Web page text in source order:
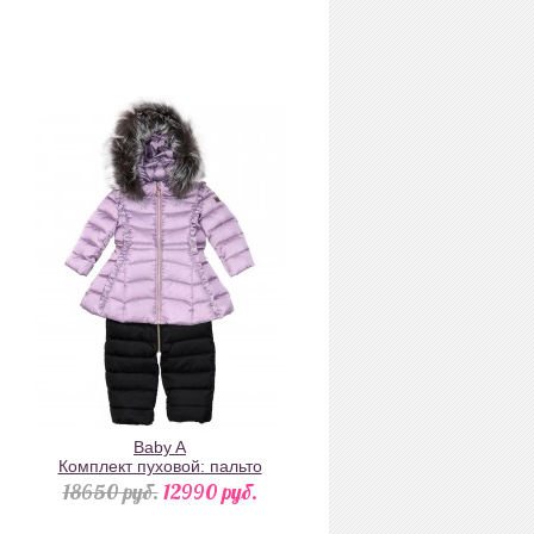
Baby A
Комплект пуховой: пальто
сиреневое с рюшами и
натуральным мехом на
18650 pуб.12990 pуб.